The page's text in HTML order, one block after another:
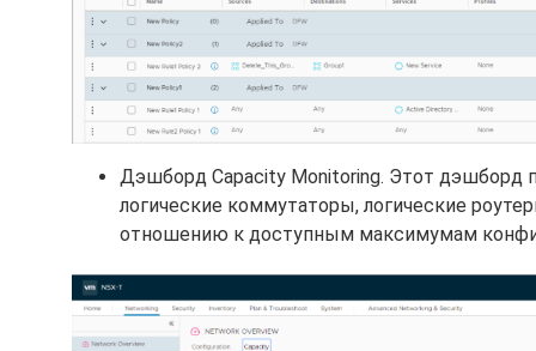
Дэшборд Capacity Monitoring. Этот дэшборд
логические коммутаторы, логические
отношению к доступным максимумам